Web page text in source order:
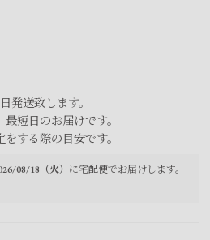
発送致します。
短日のお届けです。
する際の目安です。
08/18（火） に宅配便でお届けします。